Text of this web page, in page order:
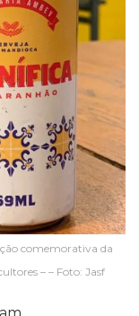
comemorativa da
– – Foto: Jasf